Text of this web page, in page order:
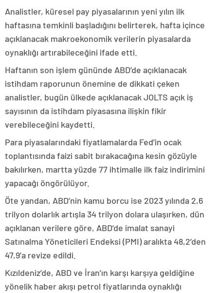
Analistler, küresel pay piyasalarının yeni yılın ilk
haftasına temkinli başladığını belirterek, hafta içince
açıklanacak makroekonomik verilerin piyasalarda
oynaklığı artırabileceğini ifade etti.
Haftanın son işlem gününde ABD’de açıklanacak
istihdam raporunun önemine de dikkati çeken
analistler, bugün ülkede açıklanacak JOLTS açık iş
sayısının da istihdam piyasasına ilişkin fikir
verebileceğini kaydetti.
Para piyasalarındaki fiyatlamalarda Fed’in ocak
toplantısında faizi sabit bırakacağına kesin gözüyle
bakılırken, martta yüzde 77 ihtimalle ilk faiz indirimini
yapacağı öngörülüyor.
Öte yandan, ABD’nin kamu borcu ise 2023 yılında 2,6
trilyon dolarlık artışla 34 trilyon dolara ulaşırken, dün
açıklanan verilere göre, ABD’de imalat sanayi
Satınalma Yöneticileri Endeksi (PMI) aralıkta 48,2’den
47,9’a revize edildi.
Kızıldeniz’de, ABD ve İran’ın karşı karşıya geldiğine
yönelik haber akışı petrol fiyatlarında oynaklığı